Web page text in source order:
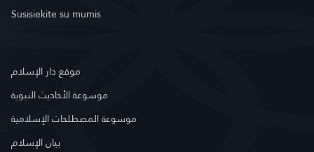
Susisiekite su mumis
موقع دار الإسلام
موسوعة الأحاديث النبوية
موسوعة المصطلحات الإسلامية
بيان الإسلام